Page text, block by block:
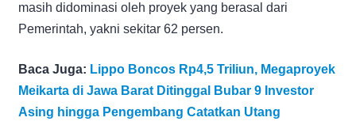
masih didominasi oleh proyek yang berasal dari
Pemerintah, yakni sekitar 62 persen.
Baca Juga: Lippo Boncos Rp4,5 Triliun, Megaproyek
Meikarta di Jawa Barat Ditinggal Bubar 9 Investor
Asing hingga Pengembang Catatkan Utang